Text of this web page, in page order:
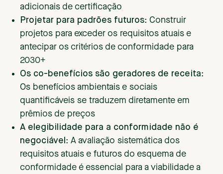
adicionais de certificação
Projetar para padrões futuros: Construir
projetos para exceder os requisitos atuais e
antecipar os critérios de conformidade para
2030+
Os co-benefícios são geradores de receita:
Os benefícios ambientais e sociais
quantificáveis se traduzem diretamente em
prêmios de preços
A elegibilidade para a conformidade não é
negociável : A avaliação sistemática dos
requisitos atuais e futuros do esquema de
conformidade é essencial para a viabilidade a